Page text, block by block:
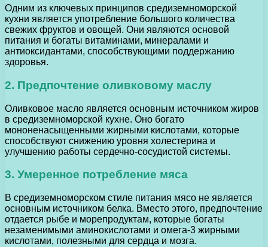
Одним из ключевых принципов средиземноморской
кухни является употребление большого количества
свежих фруктов и овощей. Они являются основой
питания и богаты витаминами, минералами и
антиоксидантами, способствующими поддержанию
здоровья.
2. Предпочтение оливковому маслу
Оливковое масло является основным источником жиров
в средиземноморской кухне. Оно богато
мононенасыщенными жирными кислотами, которые
способствуют снижению уровня холестерина и
улучшению работы сердечно-сосудистой системы.
3. Умеренное потребление мяса
В средиземноморском стиле питания мясо не является
основным источником белка. Вместо этого, предпочтение
отдается рыбе и морепродуктам, которые богаты
незаменимыми аминокислотами и омега-3 жирными
кислотами, полезными для сердца и мозга.